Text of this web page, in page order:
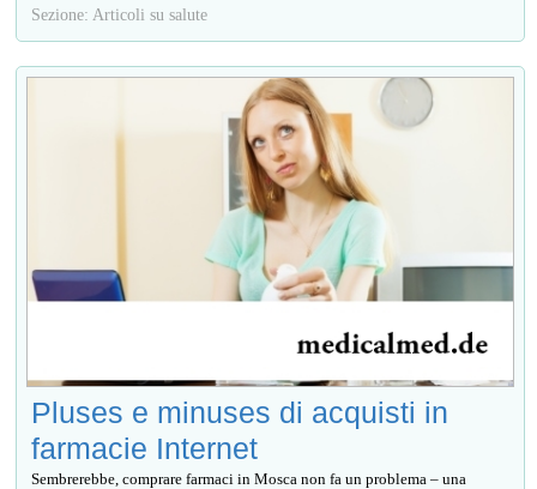
Sezione: Articoli su salute
Pluses e minuses di acquisti in
farmacie Internet
Sembrerebbe, comprare farmaci in Mosca non fa un problema – una